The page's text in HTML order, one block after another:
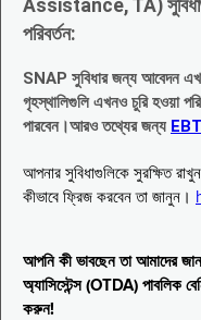
Assistance, TA)
পরিবর্তন:
SNAP সুবিধার জন্য আবেদন
গৃহস্থালিগুলি এখনও চুরি হওয়া
পারবেন।আরও তথ্যের জন্য
আপনার সুবিধাগুলিকে সুরক্ষিত
কীভাবে ফ্রিজ করবেন তা জানুন।
আপনি কী ভাবছেন তা আমাদের
অ্যাসিস্টেন্স (OTDA)
করুন!